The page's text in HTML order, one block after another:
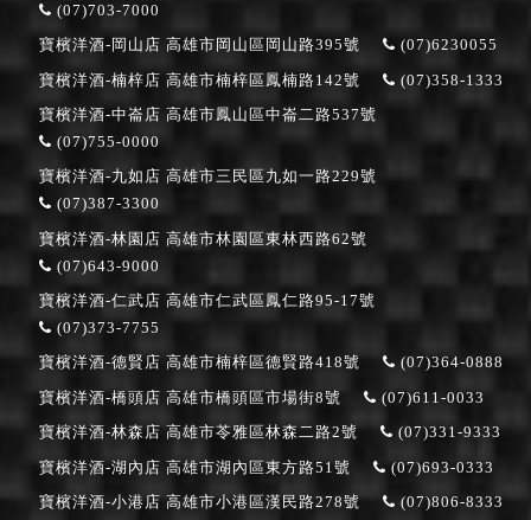
(07)703-7000
寶檳洋酒-岡山店 高雄市岡山區岡山路395號 (07)6230055
寶檳洋酒-楠梓店 高雄市楠梓區鳳楠路142號 (07)358-1333
寶檳洋酒-中崙店 高雄市鳳山區中崙二路537號
(07)755-0000
寶檳洋酒-九如店 高雄市三民區九如一路229號
(07)387-3300
寶檳洋酒-林園店 高雄市林園區東林西路62號
(07)643-9000
寶檳洋酒-仁武店 高雄市仁武區鳳仁路95-17號
(07)373-7755
寶檳洋酒-德賢店 高雄市楠梓區德賢路418號 (07)364-0888
寶檳洋酒-橋頭店 高雄市橋頭區市場街8號 (07)611-0033
寶檳洋酒-林森店 高雄市苓雅區林森二路2號 (07)331-9333
寶檳洋酒-湖內店 高雄市湖內區東方路51號 (07)693-0333
寶檳洋酒-小港店 高雄市小港區漢民路278號 (07)806-8333